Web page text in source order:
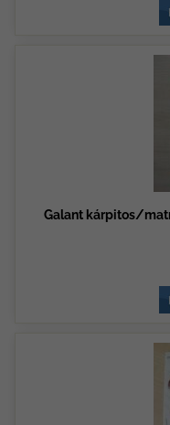
Galant kárpitos/